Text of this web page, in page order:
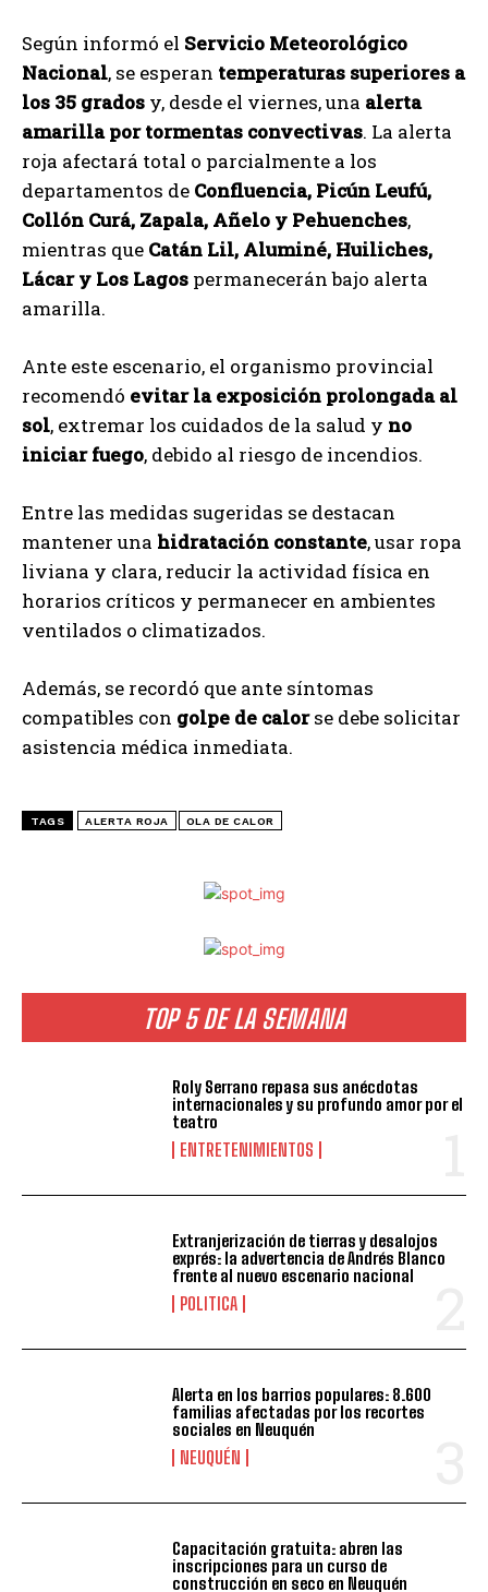
TOP 5 DE LA SEMANA
Roly Serrano repasa sus anécdotas
internacionales y su profundo amor por el
teatro
ENTRETENIMIENTOS
Extranjerización de tierras y desalojos
exprés: la advertencia de Andrés Blanco
frente al nuevo escenario nacional
POLITICA
Alerta en los barrios populares: 8.600
familias afectadas por los recortes
sociales en Neuquén
NEUQUÉN
Capacitación gratuita: abren las
inscripciones para un curso de
construcción en seco en Neuquén
Según informó el Servicio Meteorológico
Nacional, se esperan temperaturas superiores a
los 35 grados y, desde el viernes, una alerta
amarilla por tormentas convectivas. La alerta
roja afectará total o parcialmente a los
departamentos de Confluencia, Picún Leufú,
Collón Curá, Zapala, Añelo y Pehuenches,
mientras que Catán Lil, Aluminé, Huiliches,
Lácar y Los Lagos permanecerán bajo alerta
amarilla.
Ante este escenario, el organismo provincial
recomendó evitar la exposición prolongada al
sol, extremar los cuidados de la salud y no
iniciar fuego, debido al riesgo de incendios.
Entre las medidas sugeridas se destacan
mantener una hidratación constante, usar ropa
liviana y clara, reducir la actividad física en
horarios críticos y permanecer en ambientes
ventilados o climatizados.
Además, se recordó que ante síntomas
compatibles con golpe de calorse debe solicitar
asistencia médica inmediata.
TAGS ALERTA ROJA OLA DE CALOR